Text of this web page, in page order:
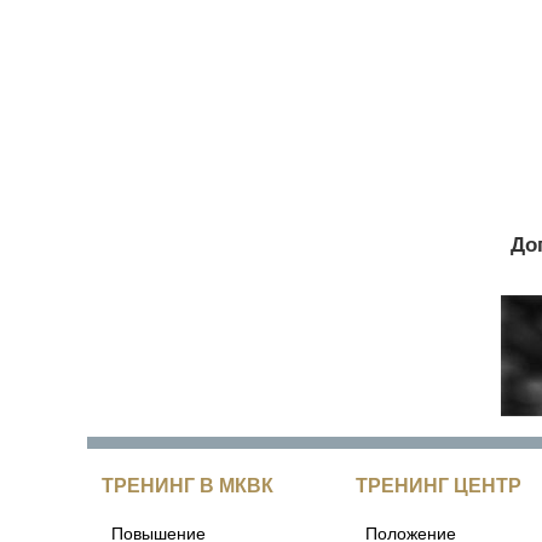
ТРЕНИНГ В МКВК
Повышение
ТРЕНИНГ ЦЕНТР
Положение